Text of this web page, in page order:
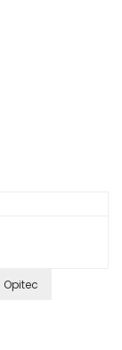
Opitec